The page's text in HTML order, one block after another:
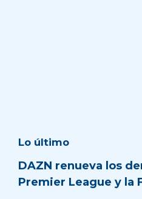
Lo último
DAZN renueva los
Premier League y la